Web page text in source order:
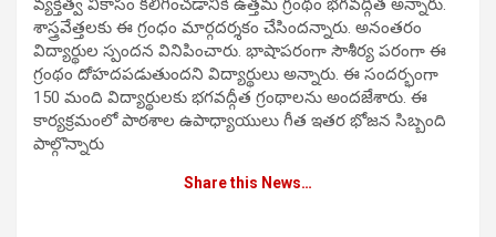
వ్యక్తిత్వ వికాసం కలిగించడానికి ఉత్తమ గ్రంథం భగవద్గీత అన్నారు.
శాస్త్రవేత్తలకు ఈ గ్రంధం మార్గదర్శకం చేసిందన్నారు. అనంతరం
విద్యార్థుల స్పందన వినిపించారు. భాషాపరంగా సౌశీర్య పరంగా ఈ
గ్రంథం దోహదపడుతుందని విద్యార్థులు అన్నారు. ఈ సందర్భంగా
150 మంది విద్యార్థులకు భగవద్గీత గ్రంథాలను అందజేశారు. ఈ
కార్యక్రమంలో పాఠశాల ఉపాధ్యాయులు గీత ఇతర భోజన సిబ్బంది
పాల్గొన్నారు
Share this News…